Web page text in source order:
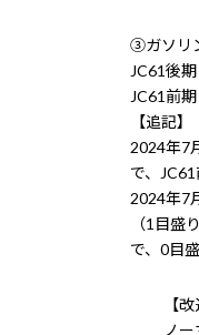
③ガソリ
JC61後
JC61前
【追記】
2024年7
で、
2024年7
（1目盛
で、0目
【
ノ